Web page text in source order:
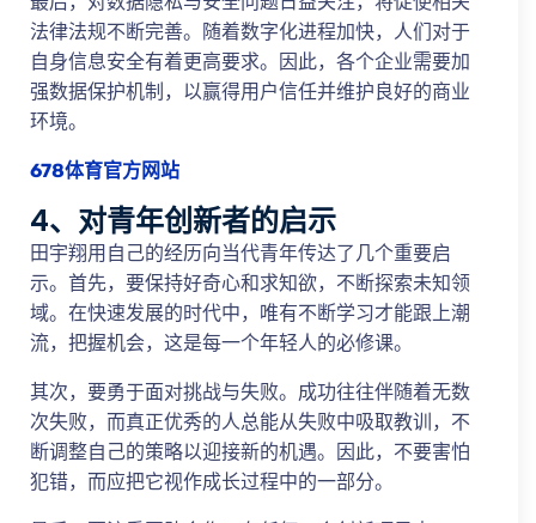
法律法规不断完善。随着数字化进程加快，人们对于
自身信息安全有着更高要求。因此，各个企业需要加
强数据保护机制，以赢得用户信任并维护良好的商业
环境。
678体育官方网站
4、对青年创新者的启示
田宇翔用自己的经历向当代青年传达了几个重要启
示。首先，要保持好奇心和求知欲，不断探索未知领
域。在快速发展的时代中，唯有不断学习才能跟上潮
流，把握机会，这是每一个年轻人的必修课。
其次，要勇于面对挑战与失败。成功往往伴随着无数
次失败，而真正优秀的人总能从失败中吸取教训，不
断调整自己的策略以迎接新的机遇。因此，不要害怕
犯错，而应把它视作成长过程中的一部分。